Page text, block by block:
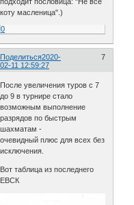
коту масленица".)
0
Поделиться 7
2020-
02-11 12:59:27
После увеличения туров с 7
до 9 в турнире стало
возможным выполнение
разрядов по быстрым
шахматам -
очевидный плюс для всех без
исключения.
Вот таблица из последнего
ЕВСК